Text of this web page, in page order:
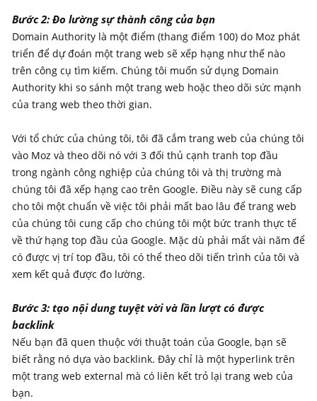
Bước 2: Đo lường sự thành công của bạn
Domain Authority là một điểm (thang điểm 100) do Moz phát
triển để dự đoán một trang web sẽ xếp hạng như thế nào
trên công cụ tìm kiếm. Chúng tôi muốn sử dụng Domain
Authority khi so sánh một trang web hoặc theo dõi sức mạnh
của trang web theo thời gian.
Với tổ chức của chúng tôi, tôi đã cắm trang web của chúng tôi
vào Moz và theo dõi nó với 3 đối thủ cạnh tranh top đầu
trong ngành công nghiệp của chúng tôi và thị trường mà
chúng tôi đã xếp hạng cao trên Google. Điều này sẽ cung cấp
cho tôi một chuẩn về việc tôi phải mất bao lâu để trang web
của chúng tôi cung cấp cho chúng tôi một bức tranh thực tế
về thứ hạng top đầu của Google. Mặc dù phải mất vài năm để
có được vị trí top đầu, tôi có thể theo dõi tiến trình của tôi và
xem kết quả được đo lường.
Bước 3: tạo nội dung tuyệt vời và lần lượt có được
backlink
Nếu bạn đã quen thuộc với thuật toán của Google, bạn sẽ
biết rằng nó dựa vào backlink. Đây chỉ là một hyperlink trên
một trang web external mà có liên kết trỏ lại trang web của
bạn.